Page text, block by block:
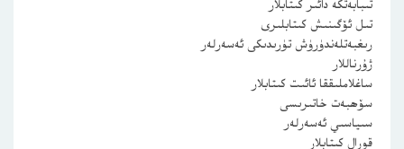
تىبابەتكە دائىر كىتابلار
تىل ئۆگىنىش كىتابلىرى
رىغبەتلەندۈرۈش تۈرىدىكى ئەسەرلەر
ژۇرناللار
ساغلاملىققا ئائىت كىتابلار
سۆھبەت خاتىرىسى
سىياسىي ئەسەرلەر
قورال كىتابلار